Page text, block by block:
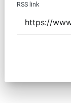
RSS link